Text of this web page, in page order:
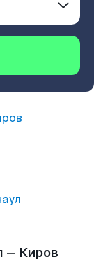
— Киров